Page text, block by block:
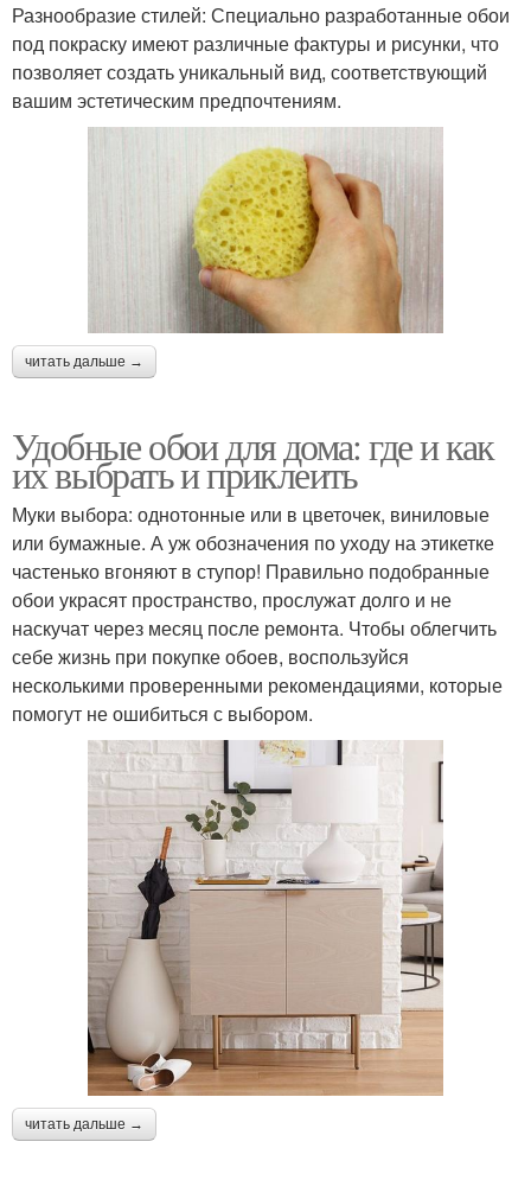
Разнообразие стилей: Специально разработанные обои
под покраску имеют различные фактуры и рисунки, что
позволяет создать уникальный вид, соответствующий
вашим эстетическим предпочтениям.
читать дальше →
Удобные обои для дома: где и как
их выбрать и приклеить
Муки выбора: однотонные или в цветочек, виниловые
или бумажные. А уж обозначения по уходу на этикетке
частенько вгоняют в ступор! Правильно подобранные
обои украсят пространство, прослужат долго и не
наскучат через месяц после ремонта. Чтобы облегчить
себе жизнь при покупке обоев, воспользуйся
несколькими проверенными рекомендациями, которые
помогут не ошибиться с выбором.
читать дальше →